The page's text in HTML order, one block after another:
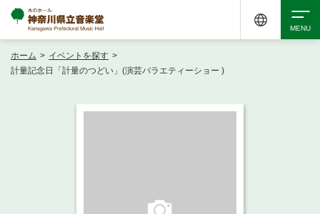
ホーム > イベントを探す >
計量記念日「計量のつどい」(演芸バラエティーショー )